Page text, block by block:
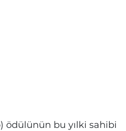
ödülünün bu yılki sahibi